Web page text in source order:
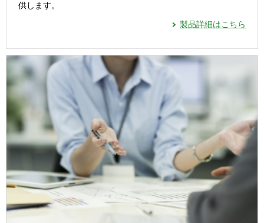
供します。
製品詳細はこちら